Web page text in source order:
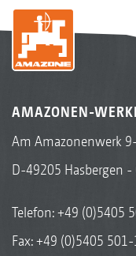
AMAZONEN-
Am Amazonenwerk
D-49205 Hasbergen -
Telefon:+49 (0)5405
Fax: +49 (0)5405